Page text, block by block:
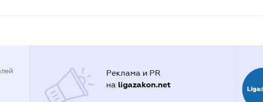
Реклама и PR
на ligazakon.net